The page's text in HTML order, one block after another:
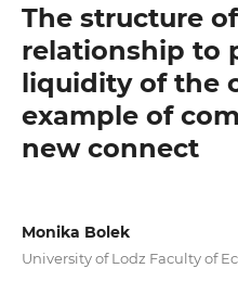
The structure
relationship to
liquidity of the
example of
new connect
Monika Bolek
University of Lodz Faculty of